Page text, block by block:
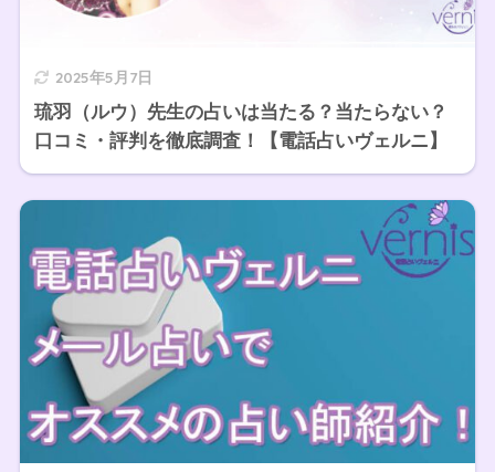
2025年5月7日
琉羽（ルウ）先生の占いは当たる？当たらない？
口コミ・評判を徹底調査！【電話占いヴェルニ】